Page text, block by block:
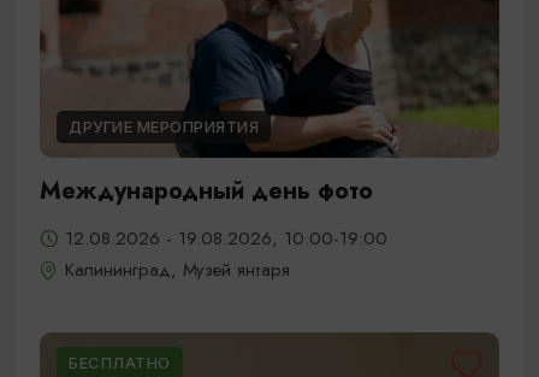
ДРУГИЕ МЕРОПРИЯТИЯ
Международный день фото
12.08.2026 - 19.08.2026, 10:00-19:00
Калининград, Музей янтаря
БЕСПЛАТНО